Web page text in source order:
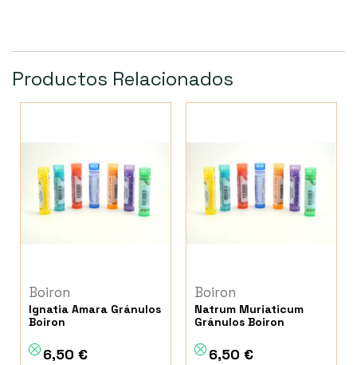
Productos Relacionados
Boiron
Ignatia Amara Gránulos
Boiron
6,50 €
Boiron
Natrum Muriaticum
Gránulos Boiron
6,50 €